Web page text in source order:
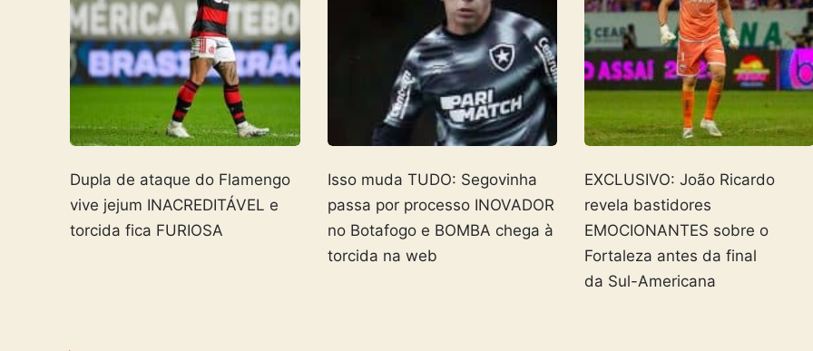
Dupla de ataque do Flamengo
vive jejum INACREDITÁVEL e
torcida fica FURIOSA
Isso muda TUDO: Segovinha
passa por processo INOVADOR
no Botafogo e BOMBA chega à
torcida na web
EXCLUSIVO: João Ricardo
revela bastidores
EMOCIONANTES sobre o
Fortaleza antes da final
da Sul-Americana